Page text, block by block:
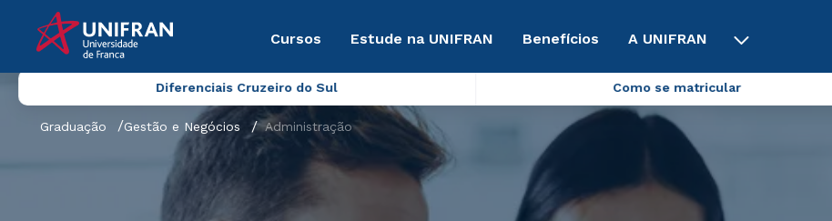
Cursos Estude na UNIFRAN Benefícios A UNIFRAN
Diferenciais Cruzeiro do Sul Como se matricular
Graduação Gestão e Negócios Administração